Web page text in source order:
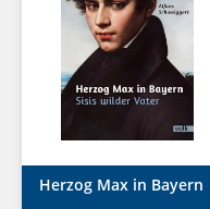
Herzog Max in Bayern